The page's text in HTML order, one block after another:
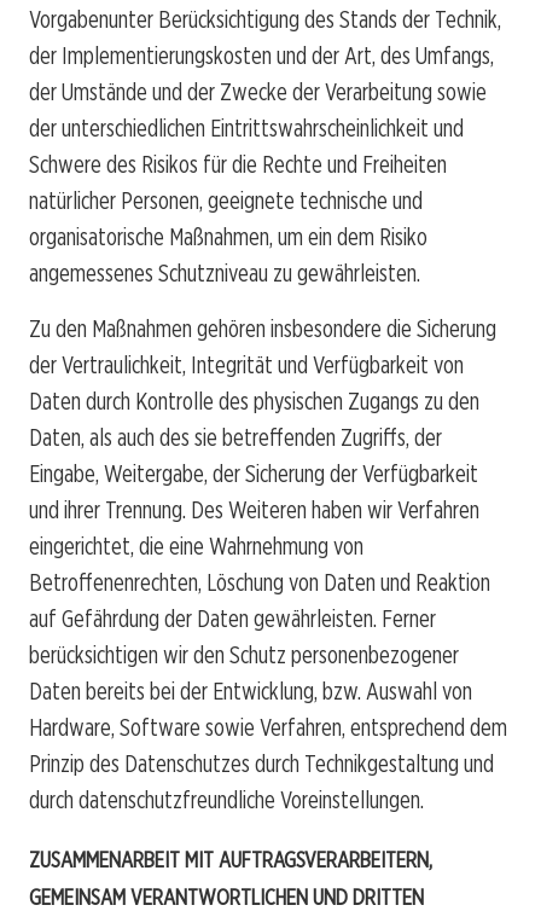
Vorgabenunter Berücksichtigung des Stands der Technik,
der Implementierungskosten und der Art, des Umfangs,
der Umstände und der Zwecke der Verarbeitung sowie
der unterschiedlichen Eintrittswahrscheinlichkeit und
Schwere des Risikos für die Rechte und Freiheiten
natürlicher Personen, geeignete technische und
organisatorische Maßnahmen, um ein dem Risiko
angemessenes Schutzniveau zu gewährleisten.
Zu den Maßnahmen gehören insbesondere die Sicherung
der Vertraulichkeit, Integrität und Verfügbarkeit von
Daten durch Kontrolle des physischen Zugangs zu den
Daten, als auch des sie betreffenden Zugriffs, der
Eingabe, Weitergabe, der Sicherung der Verfügbarkeit
und ihrer Trennung. Des Weiteren haben wir Verfahren
eingerichtet, die eine Wahrnehmung von
Betroffenenrechten, Löschung von Daten und Reaktion
auf Gefährdung der Daten gewährleisten. Ferner
berücksichtigen wir den Schutz personenbezogener
Daten bereits bei der Entwicklung, bzw. Auswahl von
Hardware, Software sowie Verfahren, entsprechend dem
Prinzip des Datenschutzes durch Technikgestaltung und
durch datenschutzfreundliche Voreinstellungen.
ZUSAMMENARBEIT MIT AUFTRAGSVERARBEITERN,
GEMEINSAM VERANTWORTLICHEN UND DRITTEN